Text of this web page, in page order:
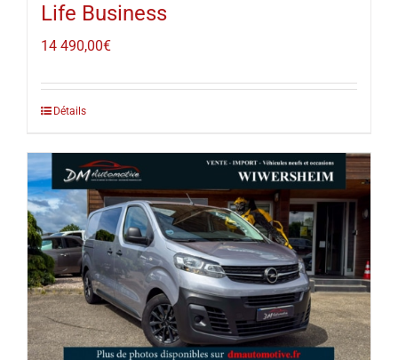
Life Business
14 490,00€
Détails